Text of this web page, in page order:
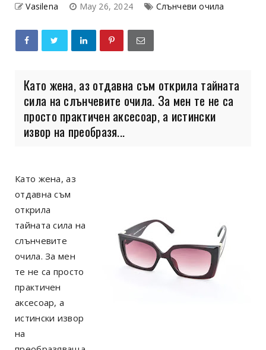
Vasilena May 26, 2024 Слънчеви очила
Като жена, аз отдавна съм открила тайната
сила на слънчевите очила. За мен те не са
просто практичен аксесоар, а истински
извор на преобразя...
Като жена, аз
отдавна съм
открила
тайната сила на
слънчевите
очила. За мен
те не са просто
практичен
аксесоар, а
истински извор
на